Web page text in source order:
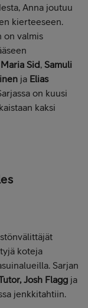
Anna joutuu
kierteeseen.
on valmis
Maria Sid, Samuli
ja Elias
on kuusi
kaksi
koteja
Sarjan
Josh Flagg ja
jenkkitahtiin.